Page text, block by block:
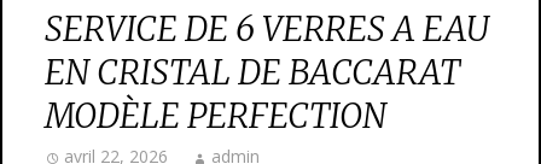
SERVICE DE 6 VERRES A EAU
EN CRISTAL DE BACCARAT
MODÈLE PERFECTION
avril 22, 2026 admin